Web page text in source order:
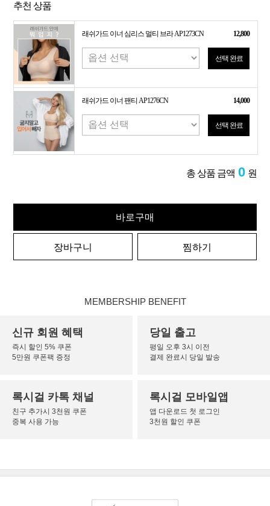
추천 상품
래쉬가드 이너 심리스 멀티 브라 AP1273CN 12,800
선택 완료
래쉬가드 이너 팬티 AP1276CN 14,000
선택 완료
총 상품 금액 0 원
바로구매
장바구니 찜하기
MEMBERSHIP BENEFIT
신규 회원 혜택
즉시 할인 5% 쿠폰
5만원 쿠폰팩 증정
당일 출고
평일 오후 3시 이전
결제 완료시 당일 발송
록시걸 카톡 채널
친구 추가시 3천원 쿠폰
중복 사용 가능
록시걸 모바일앱
앱 다운로드 첫 로그인
3천원 할인 쿠폰